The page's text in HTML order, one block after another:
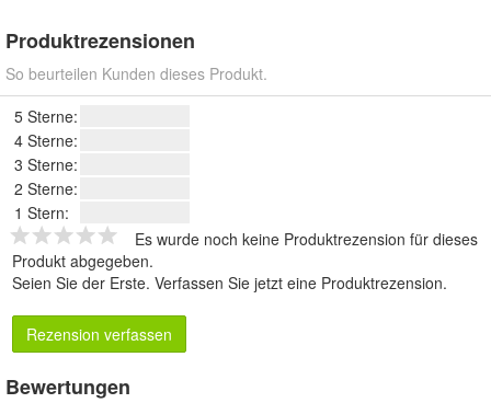
Produktrezensionen
So beurteilen Kunden dieses Produkt.
5 Sterne:
4 Sterne:
3 Sterne:
2 Sterne:
1 Stern:
Es wurde noch keine Produktrezension für dieses
Produkt abgegeben.
Seien Sie der Erste. Verfassen Sie jetzt eine Produktrezension.
Rezension verfassen
Bewertungen